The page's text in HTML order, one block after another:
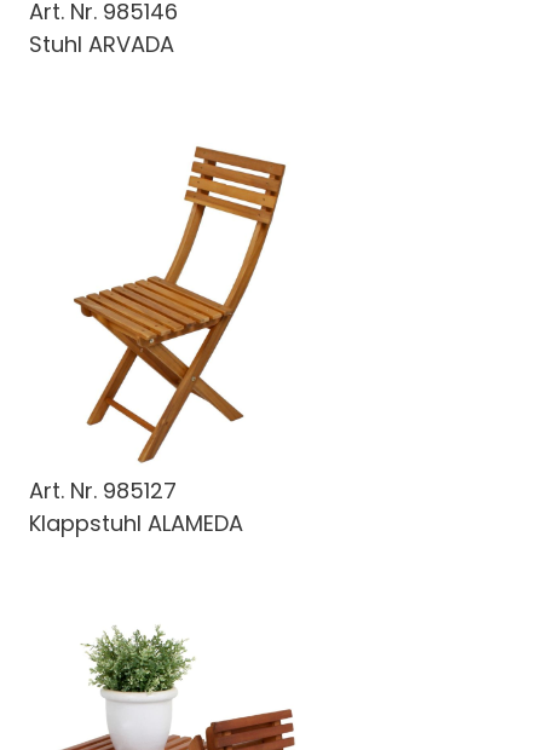
Art. Nr. 985146
Stuhl ARVADA
Art. Nr. 985127
Klappstuhl ALAMEDA